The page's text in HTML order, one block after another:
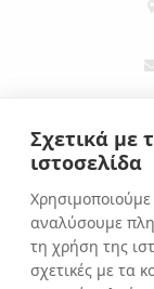
Σχετικά με
ιστοσελίδα
αναλύσουμε
τη χρήση της
σχετικές με τα